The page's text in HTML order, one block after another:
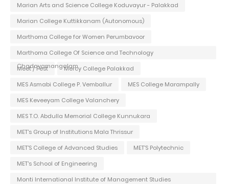
Marian Arts and Science College Koduvayur - Palakkad
Marian College Kuttikkanam (Autonomous)
Marthoma College for Women Perumbavoor
Marthoma College Of Science and Technology
Chadayamangalam
Meet / Fest
Mercy College Palakkad
MES Asmabi College P. Vemballur
MES College Marampally
MES Keveeyam College Valanchery
MES T.O. Abdulla Memorial College Kunnukara
MET's Group of Institutions Mala Thrissur
MET'S College of Advanced Studies
MET'S Polytechnic
MET's School of Engineering
Monti International Institute of Management Studies